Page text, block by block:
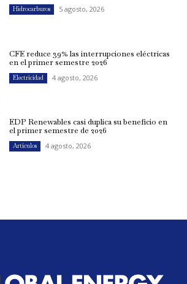
Hidrocarburos 5 agosto, 2026
CFE reduce 39% las interrupciones eléctricas
en el primer semestre 2026
Electricidad 4 agosto, 2026
EDP Renewables casi duplica su beneficio en
el primer semestre de 2026
Artículos 4 agosto, 2026